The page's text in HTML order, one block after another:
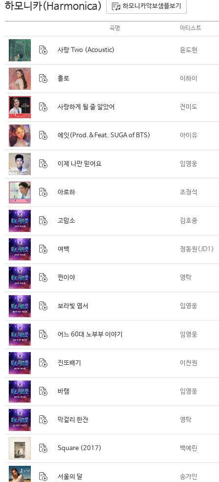
하모니카(Harmonica) 하모니카악보샘플보기
곡명 아티스트
사랑 Two (Acoustic) 윤도현
홀로 이하이
사랑하게 될 줄 알았어 전미도
에잇(Prod.&Feat. SUGA of BTS) 아이유
이제 나만 믿어요 임영웅
아로하 조정석
고맙소 김호중
여백 정동원(JD1)
찐이야 영탁
보라빛 엽서 임영웅
어느 60대 노부부 이야기 임영웅
진또배기 이찬원
바램 임영웅
막걸리 한잔 영탁
Square (2017) 백예린
서울의 달 송가인